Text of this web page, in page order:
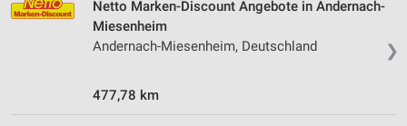
❯
Netto Marken-Discount Angebote in Andernach-
Miesenheim
Andernach-Miesenheim, Deutschland
477,78 km